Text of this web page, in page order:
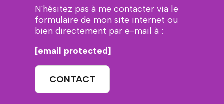
N'hésitez pas à me contacter via le
formulaire de mon site internet ou
bien directement par e-mail à :
[email protected]
CONTACT